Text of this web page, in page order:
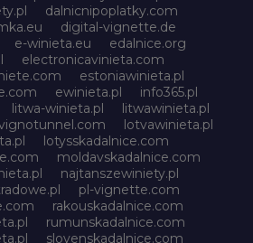
dalnicnipoplatky.com
digital-vignette.de
e-winieta.eu
edalnice.org
electronicavinieta.com
estoniawinieta.pl
ewinieta.pl
info365.pl
litwa-winieta.pl
litwawinieta.pl
lotvawinieta.pl
lotysskadalnice.com
moldavskadalnice.com
najtanszewiniety.pl
pl-vignette.com
rakouskadalnice.com
rumunskadalnice.com
slovenskadalnice.com